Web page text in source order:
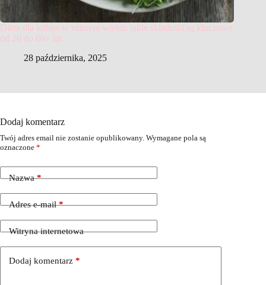
Dieta dla kobiet w różnym wieku: jakie składniki są kluczowe
od 20 do 60+ lat
28 października, 2025
Dodaj komentarz
Twój adres email nie zostanie opublikowany. Wymagane pola są
oznaczone *
Nazwa*
Adres e-mail*
Witryna internetowa
Dodaj komentarz *